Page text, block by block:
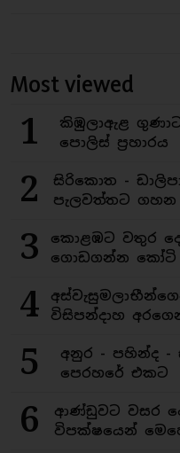
Most viewed
1
කිඹුලාඇළ
පොලිස් ප්‍රහාරය
2
සිරිකොත -
පැලවත්තට
3
කොළඹට වතුර
ගොඩගන්න කෝටි
4
විසිපන්දාහ
5
අනුර - පහින්ද
පෙරහරේ එකට
6
ආණ්ඩුවට වසර
විපක්ෂයෙන්